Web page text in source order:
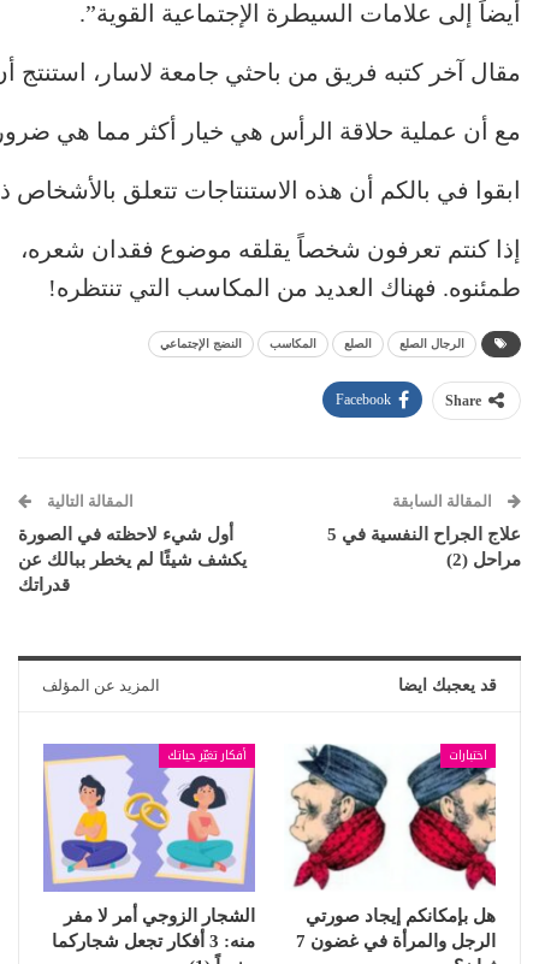
أيضاً إلى علامات السيطرة الإجتماعية القوية”.
مقال آخر كتبه فريق من باحثي جامعة لاسار، استنتج
مع أن عملية حلاقة الرأس هي خيار أكثر مما هي
ابقوا في بالكم أن هذه الاستنتاجات تتعلق
إذا كنتم تعرفون شخصاً يقلقه موضوع فقدان شعره،
طمئنوه. فهناك العديد من المكاسب التي تنتظره!
الرجال الصلع الصلع المكاسب النضج الإجتماعي
Share
Facebook
المقالة السابقة
علاج الجراح النفسية في 5
مراحل (2)
المقالة التالية
أول شيء لاحظته في الصورة
يكشف شيئًا لم يخطر ببالك عن
قدراتك
قد يعجبك ايضا المزيد عن المؤلف
اختبارات
هل بإمكانكم إيجاد صورتي
الرجل والمرأة في غضون 7
أفكار تغيّر حياتك
الشجار الزوجي أمر لا مفر
منه: 3 أفكار تجعل شجاركما